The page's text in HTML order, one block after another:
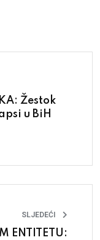
Žestok
u BiH
SLJEDEĆI
ENTITETU: